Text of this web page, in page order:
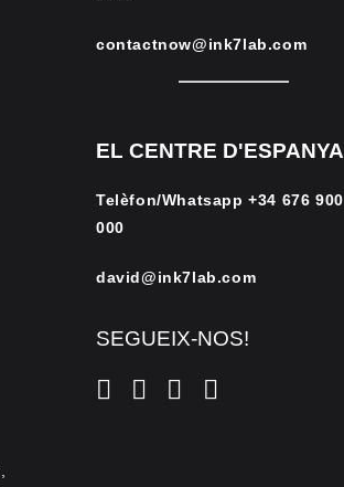
contactnow@ink7lab.com
EL CENTRE D'ESPANYA
Telèfon/Whatsapp+34 676 900
000
david@ink7lab.com
SEGUEIX-NOS!